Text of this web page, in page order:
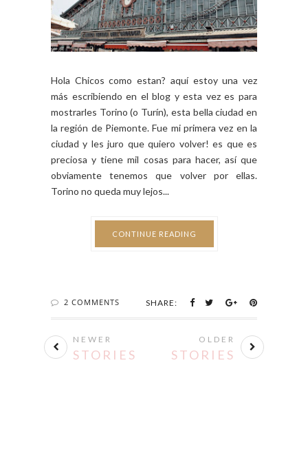
Hola Chicos como estan? aquí estoy una vez
más escribiendo en el blog y esta vez es para
mostrarles Torino (o Turín), esta bella ciudad en
la región de Piemonte. Fue mi primera vez en la
ciudad y les juro que quiero volver! es que es
preciosa y tiene mil cosas para hacer, así que
obviamente tenemos que volver por ellas.
Torino no queda muy lejos...
CONTINUE READING
2 COMMENTS SHARE:
NEWER
STORIES
OLDER
STORIES